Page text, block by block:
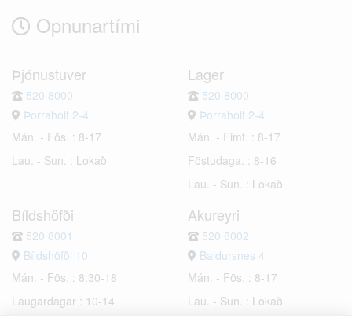
Opnunartími
Þjónustuver
520 8000
Þorraholt 2-4
Mán. - Fös. : 8-17
Lau. - Sun. : Lokað
Lager
520 8000
Þorraholt 2-4
Mán. - Fimt. : 8-17
Föstudaga. : 8-16
Lau. - Sun. : Lokað
Bíldshöfði
520 8001
Bíldshöfði 10
Mán. - Fös. : 8:30-18
Laugardagar : 10-14
Akureyri
520 8002
Baldursnes 4
Mán. - Fös. : 8-17
Lau. - Sun. : Lokað